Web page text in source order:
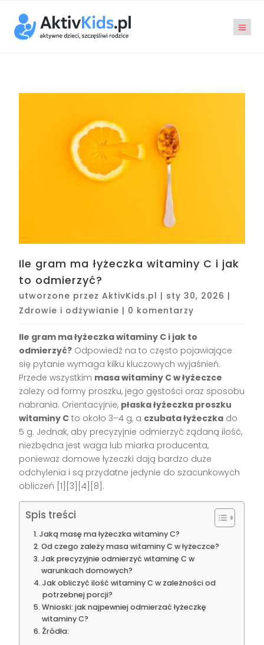
Ile gram ma łyżeczka witaminy C i jak
to odmierzyć?
utworzone przezAktivKids.pl | sty 30, 2026 |
Zdrowie i odżywianie | 0 komentarzy
Ile gram ma łyżeczka witaminy C i jak to
odmierzyć? Odpowiedź na to często pojawiające
się pytanie wymaga kilku kluczowych wyjaśnień.
Przede wszystkim masa witaminy C w łyżeczce
zależy od formy proszku, jego gęstości oraz sposobu
nabrania. Orientacyjnie, płaska łyżeczka proszku
witaminy C to około 3–4 g, a czubata łyżeczka do
5 g. Jednak, aby precyzyjnie odmierzyć żądaną ilość,
niezbędna jest waga lub miarka producenta,
ponieważ domowe łyżeczki dają bardzo duże
odchylenia i są przydatne jedynie do szacunkowych
obliczeń [1][3][4][8] .
Spis treści
Jaką masę ma łyżeczka witaminy C?
Od czego zależy masa witaminy C w łyżeczce?
Jak precyzyjnie odmierzyć witaminę C w
warunkach domowych?
Jak obliczyć ilość witaminy C w zależności od
potrzebnej porcji?
Wnioski: jak najpewniej odmierzać łyżeczkę
witaminy C?
Źródła: